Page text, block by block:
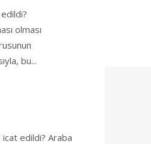
olması
bu...
icat edildi? Araba